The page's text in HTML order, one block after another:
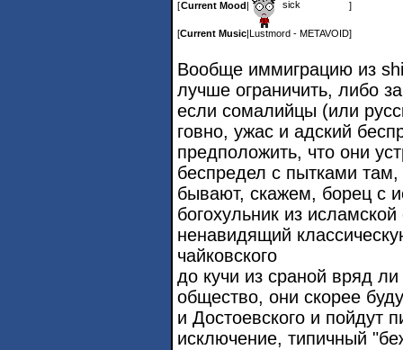
[Current Mood| sick ]
[Current Music|Lustmord - METAVOID]
Вообще иммиграцию из
лучше ограничить, либо
если сомалийцы (или
говно, ужас и адский
предположить, что они
беспредел с пытками
бывают, скажем, борец с
богохульник из
ненавидящий
чайковского
до кучи из сраной вряд
общество, они скорее
и Достоевского и пойдут
исключение, типичный